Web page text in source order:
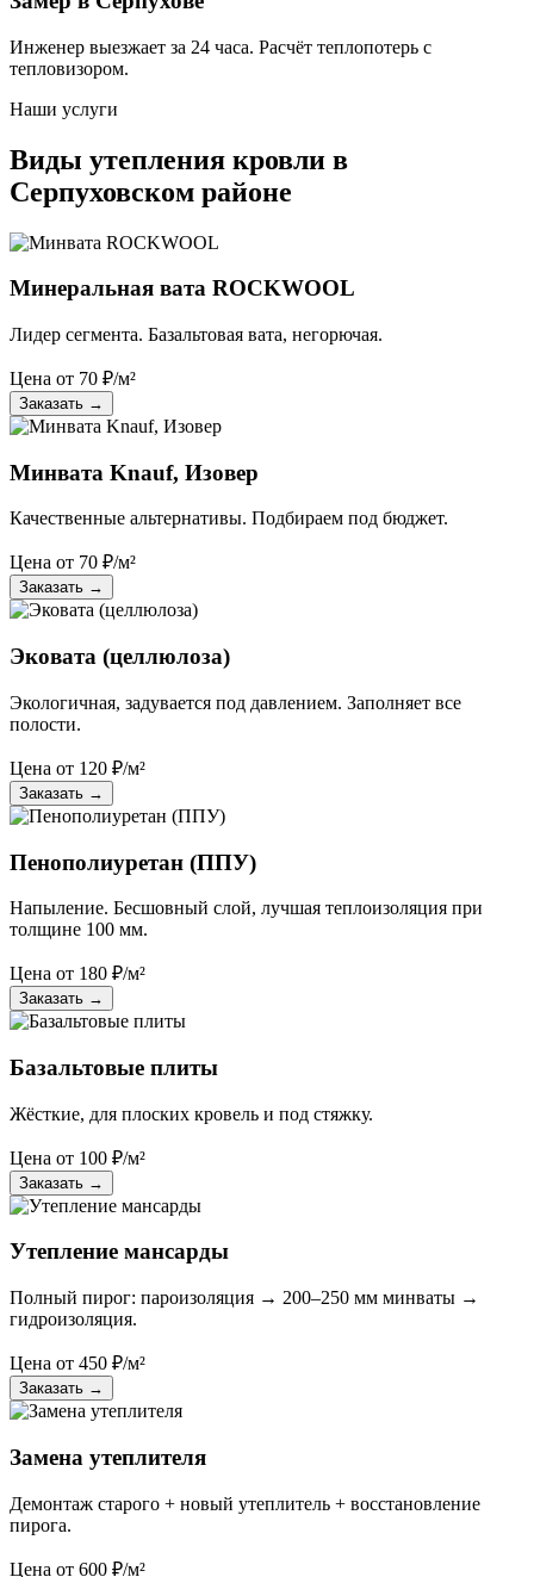
Инженер выезжает за 24 часа. Расчёт теплопотерь с
тепловизором.
Наши услуги
Виды утепления кровли в
Серпуховском районе
Минеральная вата ROCKWOOL
Лидер сегмента. Базальтовая вата, негорючая.
Цена от 70 ₽/м²
Заказать →
Минвата Knauf, Изовер
Качественные альтернативы. Подбираем под бюджет.
Цена от 70 ₽/м²
Заказать →
Эковата (целлюлоза)
Экологичная, задувается под давлением. Заполняет все
полости.
Цена от 120 ₽/м²
Заказать →
Пенополиуретан (ППУ)
Напыление. Бесшовный слой, лучшая теплоизоляция при
толщине 100 мм.
Цена от 180 ₽/м²
Заказать →
Базальтовые плиты
Жёсткие, для плоских кровель и под стяжку.
Цена от 100 ₽/м²
Заказать →
Утепление мансарды
Полный пирог: пароизоляция → 200–250 мм минваты →
гидроизоляция.
Цена от 450 ₽/м²
Заказать →
Замена утеплителя
Демонтаж старого + новый утеплитель + восстановление
пирога.
Цена от 600 ₽/м²